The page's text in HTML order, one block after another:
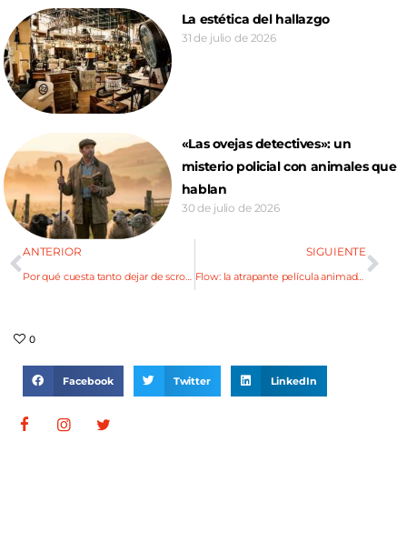
La estética del hallazgo
31 de julio de 2026
«Las ovejas detectives»: un
misterio policial con animales que
hablan
30 de julio de 2026
ANTERIOR
Por qué cuesta tanto dejar de scrollear (y cómo salir del ciclo)
SIGUIENTE
Flow: la atrapante película animada que conquistó los Óscars
0
Facebook Twitter LinkedIn